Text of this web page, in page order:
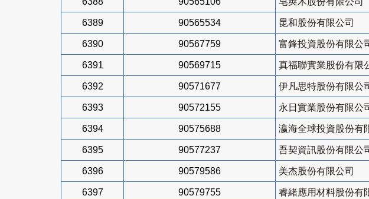
6389 90565534 昆和股份有限公司
6390 90567759 富鋒投資股份有限公
6391 90569715 真福聯實業股份有限
6392 90571677 伊凡思特股份有限公
6393 90572155 永日實業股份有限公
6394 90575688 瀛海全球投資股份有
6395 90577237 吾契資訊股份有限公
6396 90579586 美杰股份有限公司
6397 90579755 睿緒應用材料股份有